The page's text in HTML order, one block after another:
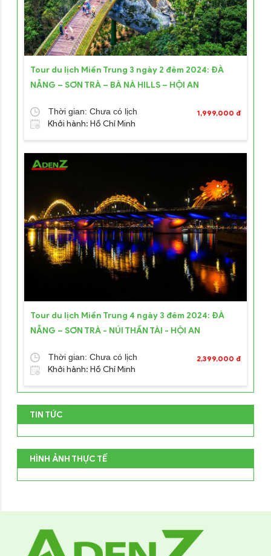
Tour du lịch Miền Trung 3 ngày 2 đêm 2024: ĐÀ
NẴNG – SƠN TRÀ – BÀ NÀ HILLS – HỘI AN
Thời gian: Chưa có lịch
Khởi hành: Hồ Chí Minh
1,999,000 đ
Tour du lịch Miền Trung 4 ngày 3 đêm 2024: ĐÀ
NẴNG – SƠN TRÀ - NÚI THẦN TÀI - HỘI AN
Thời gian: Chưa có lịch
Khởi hành: Hồ Chí Minh
2,399,000 đ
TIN TỨC
HÌNH ẢNH THỰC TẾ